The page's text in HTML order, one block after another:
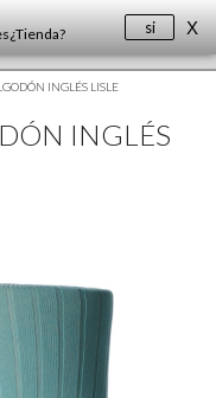
¿Tienda? si X
INGLÉS LISLE
INGLÉS